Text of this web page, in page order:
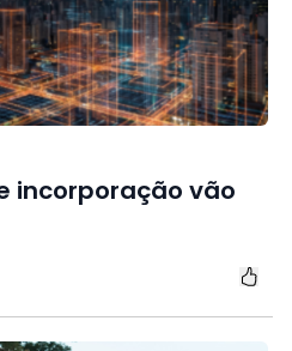
incorporação vão